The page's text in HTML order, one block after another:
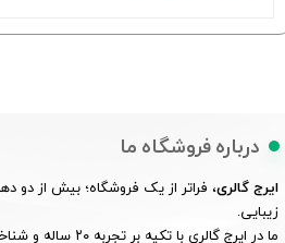
درباره فروشگاه ما
ایرج گالری، فراتر از یک فروشگاه؛ بیش از دو
زیبایی.
ما در ایرج گالری با